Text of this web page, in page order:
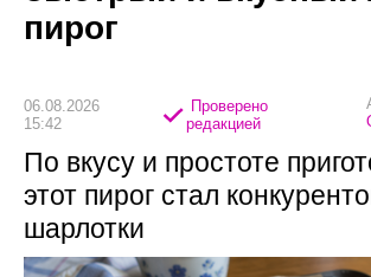
пирог
06.08.2026
15:42
Проверено
редакцией
По вкусу и простоте
этот пирог стал
шарлотки